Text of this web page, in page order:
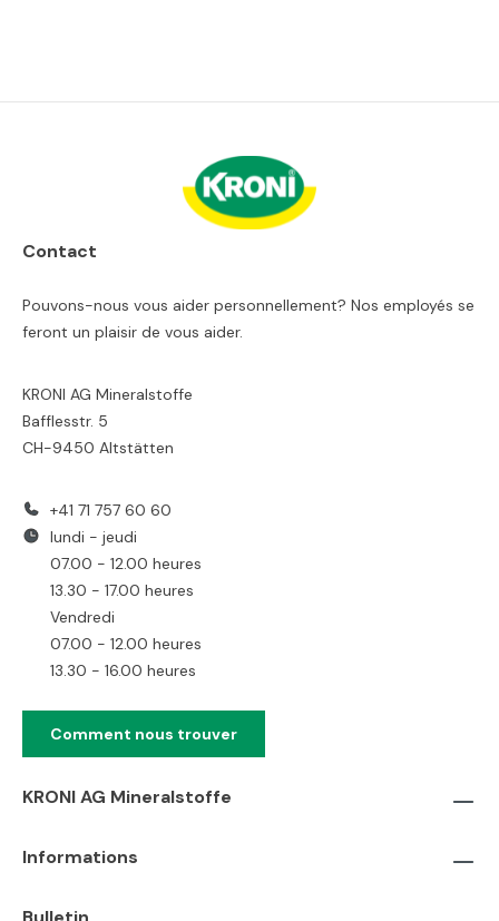
Contact
Pouvons-nous vous aider personnellement? Nos employés se
feront un plaisir de vous aider.
KRONI AG Mineralstoffe
Bafflesstr. 5
CH-9450 Altstätten
+41 71 757 60 60
lundi - jeudi
07.00 - 12.00 heures
13.30 - 17.00 heures
Vendredi
07.00 - 12.00 heures
13.30 - 16.00 heures
Comment nous trouver
KRONI AG Mineralstoffe
Informations